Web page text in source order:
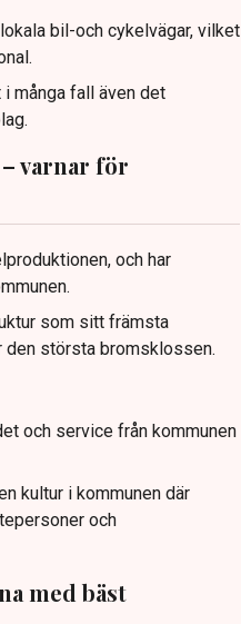
bil-och cykelvägar, vilket
många fall även det
varnar för
och har
som sitt främsta
den största bromsklossen.
och service från kommunen
kultur i kommunen där
och
med bäst